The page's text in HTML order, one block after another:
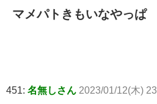
マメパトきもいなやっぱ
451: 名無しさん 2023/01/12(木)